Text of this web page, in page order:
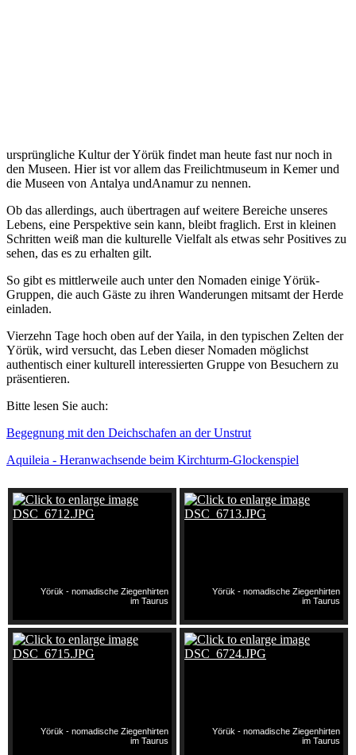
ursprüngliche Kultur der Yörük findet man heute fast nur noch in
den Museen. Hier ist vor allem das Freilichtmuseum in Kemer und
die Museen von Antalya undAnamur zu nennen.
Ob das allerdings, auch übertragen auf weitere Bereiche unseres
Lebens, eine Perspektive sein kann, bleibt fraglich. Erst in kleinen
Schritten weiß man die kulturelle Vielfalt als etwas sehr Positives zu
sehen, das es zu erhalten gilt.
So gibt es mittlerweile auch unter den Nomaden einige Yörük-
Gruppen, die auch Gäste zu ihren Wanderungen mitsamt der Herde
einladen.
Vierzehn Tage hoch oben auf der Yaila, in den typischen Zelten der
Yörük, wird versucht, das Leben dieser Nomaden möglichst
authentisch einer kulturell interessierten Gruppe von Besuchern zu
präsentieren.
Bitte lesen Sie auch:
Begegnung mit den Deichschafen an der Unstrut
Aquileia - Heranwachsende beim Kirchturm-Glockenspiel
Yörük - nomadische Ziegenhirten
im Taurus
Yörük - nomadische Ziegenhirten
im Taurus
Yörük - nomadische Ziegenhirten
im Taurus
Yörük - nomadische Ziegenhirten
im Taurus